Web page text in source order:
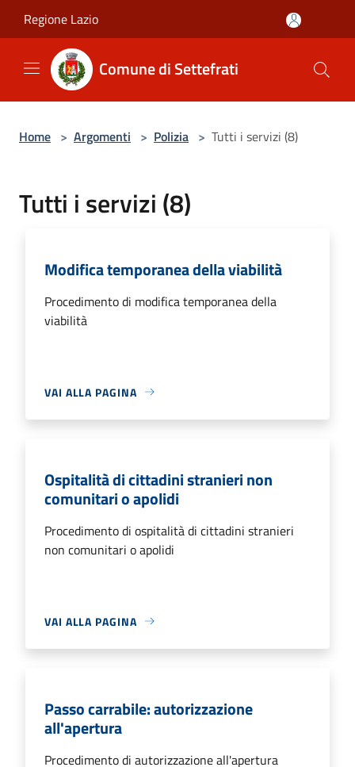
Regione Lazio
Comune di Settefrati
Home > Argomenti > Polizia > Tutti i servizi (8)
Tutti i servizi (8)
Modifica temporanea della viabilità
Procedimento di modifica temporanea della
viabilità
VAI ALLA PAGINA
Ospitalità di cittadini stranieri non
comunitari o apolidi
Procedimento di ospitalità di cittadini stranieri
non comunitari o apolidi
VAI ALLA PAGINA
Passo carrabile: autorizzazione
all'apertura
Procedimento di autorizzazione all'apertura